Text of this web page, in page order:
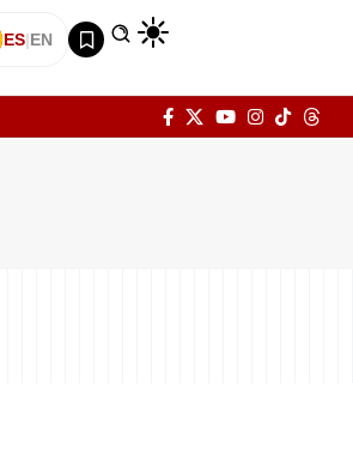
ES|EN